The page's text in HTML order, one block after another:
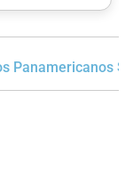
Panamericanos